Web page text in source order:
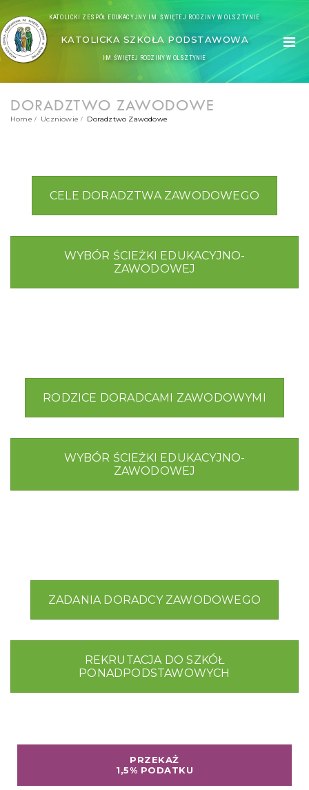
KATOLICKI ZESPÓŁ EDUKACYJNY IM. ŚWIĘTEJ RODZINY W OLSZTYNIE
KATOLICKA SZKOŁA PODSTAWOWA
IM. ŚWIĘTEJ RODZINY W OLSZTYNIE
DORADZTWO ZAWODOWE
Home Uczniowie Doradztwo Zawodowe
CELE DORADZTWA ZAWODOWEGO
WYBÓR ŚCIEŻKI EDUKACYJNO-
ZAWODOWEJ
RODZICE DORADCAMI ZAWODOWYMI
WYBÓR ŚCIEŻKI EDUKACYJNO-
ZAWODOWEJ
ZADANIA DORADCY ZAWODOWEGO
REKRUTACJA DO SZKÓŁ
PONADPODSTAWOWYCH
PRZEKAŻ
1,5% PODATKU